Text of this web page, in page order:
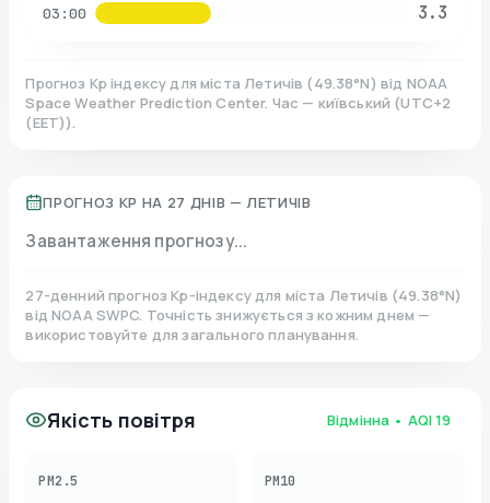
03:00 3.3
Прогноз Kp індексу для міста Летичів (49.38°N) від NOAA
Space Weather Prediction Center. Час — київський (UTC+2
(EET)).
ПРОГНОЗ KP НА 27 ДНІВ — ЛЕТИЧІВ
Завантаження прогнозу...
27-денний прогноз Kp-індексу для міста Летичів (49.38°N)
від NOAA SWPC. Точність знижується з кожним днем —
використовуйте для загального планування.
Якість повітря Відмінна • AQI19
PM2.5 PM10